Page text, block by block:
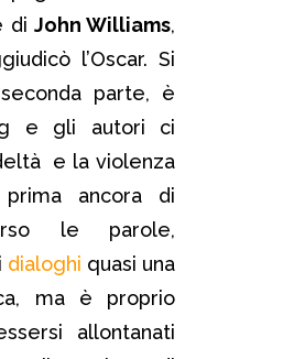
di John Williams,
l’Oscar. Si
parte, è
e gli autori ci
e la violenza
ancora di
le parole,
dialoghi quasi una
ma è proprio
allontanati